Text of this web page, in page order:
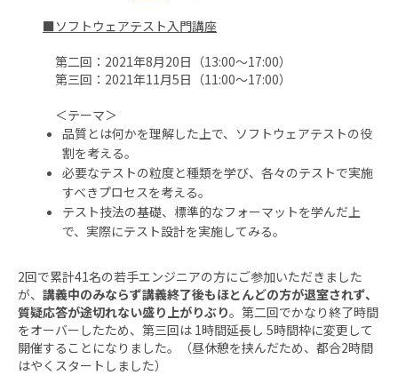
■ソフトウェアテスト入門講座
第二回：2021年8月20日（13:00～17:00）
第三回：2021年11月5日（11:00～17:00）
＜テーマ＞
品質とは何かを理解した上で、ソフトウェアテストの役
割を考える。
必要なテストの粒度と種類を学び、各々のテストで実施
すべきプロセスを考える。
テスト技法の基礎、標準的なフォーマットを学んだ上
で、実際にテスト設計を実施してみる。
2回で累計41名の若手エンジニアの方にご参加いただきました
が、 講義中のみならず講義終了後もほとんどの方が退室されず、
質疑応答が途切れない盛り上がりぶり。第二回でかなり終了時間
をオーバーしたため、第三回は 1時間延長し 5時間枠に変更して
開催することになりました。（昼休憩を挟んだため、都合2時間
はやくスタートしました）